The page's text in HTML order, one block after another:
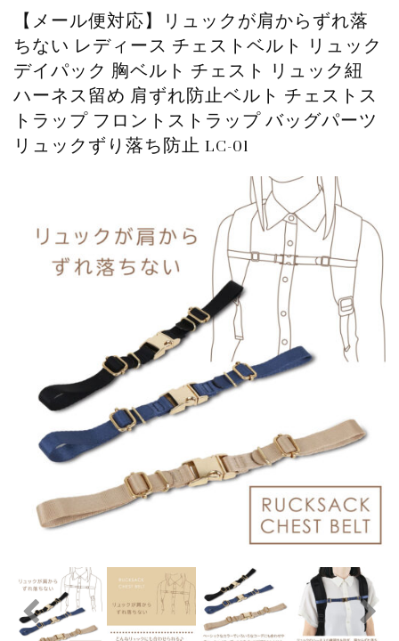
WILLCOOK
2024.10.28
【モバイルバッテリープレゼント】WILL...
WILLCOOK
2024.10.28
【モバイルバッテリープレゼント】WILL...
【メール便対応】リュックが肩からずれ落
ちない レディース チェストベルト リュック
デイパック 胸ベルト チェスト リュック紐
ハーネス留め 肩ずれ防止ベルト チェストス
トラップ フロントストラップ バッグパーツ
リュックずり落ち防止 LC-01